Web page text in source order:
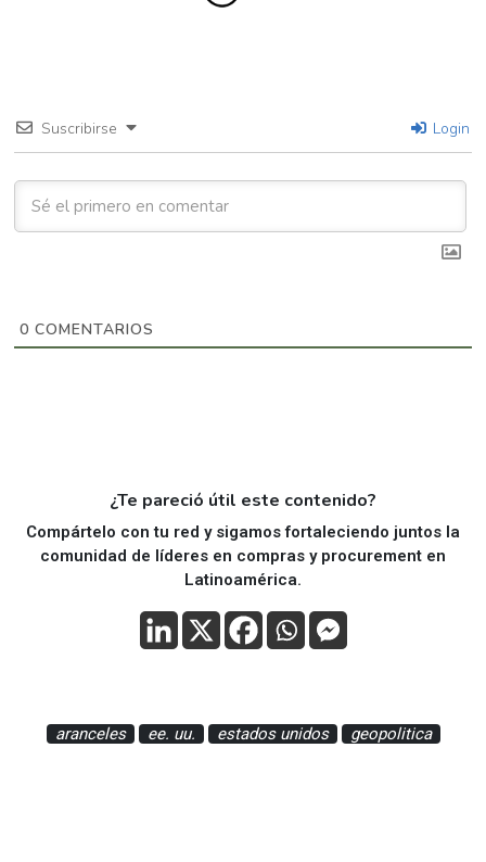
Suscribirse Login
0 COMENTARIOS
¿Te pareció útil este contenido?
Compártelo con tu red y sigamos fortaleciendo juntos la
comunidad de líderes en compras y procurement en
Latinoamérica.
aranceles ee. uu. estados unidos geopolitica